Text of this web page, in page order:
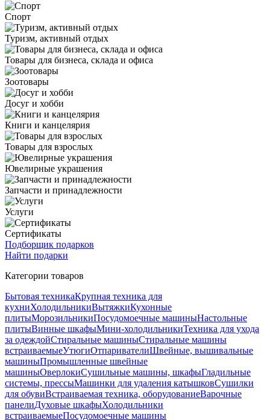
Спорт
Туризм, активный отдых
Товары для бизнеса, склада и офиса
Зоотовары
Досуг и хобби
Книги и канцелярия
Товары для взрослых
Ювелирные украшения
Запчасти и принадлежности
Услуги
Сертификаты
Подборщик подарков
Найти подарки
Категории товаров
Бытовая техникаКрупная техника для
кухниХолодильникиВытяжкиКухонные
плитыМорозильникиПосудомоечные машиныНастольные
плитыВинные шкафыМини-холодильникиТехника для ухода
за одеждойСтиральные машиныСтиральные машины
встраиваемыеУтюгиОтпаривателиШвейные, вышивальные
машиныПромышленные швейные
машиныОверлокиСушильные машины, шкафыГладильные
системы, прессыМашинки для удаления катышковСушилки
для обувиВстраиваемая техника, оборудованиеВарочные
панелиДуховые шкафыХолодильники
встраиваемыеПосудомоечные машины